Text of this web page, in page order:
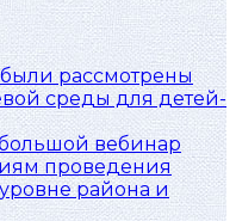
были рассмотрены
среды для детей-